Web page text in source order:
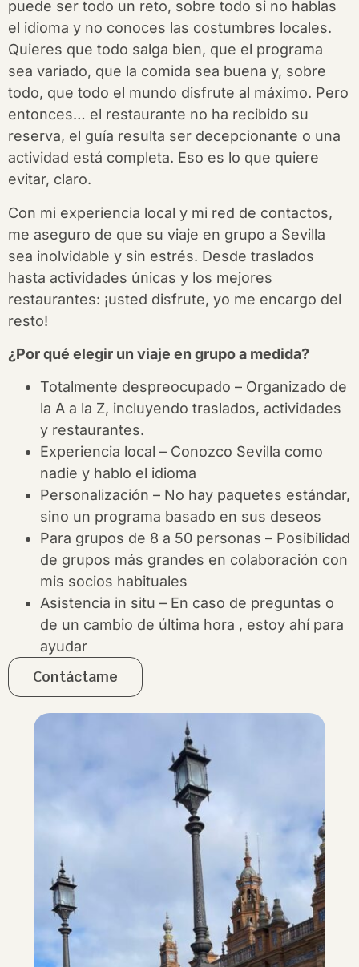
puede ser todo un reto, sobre todo si no hablas
el idioma y no conoces las costumbres locales.
Quieres que todo salga bien, que el programa
sea variado, que la comida sea buena y, sobre
todo, que todo el mundo disfrute al máximo. Pero
entonces… el restaurante no ha recibido su
reserva, el guía resulta ser decepcionante o una
actividad está completa. Eso es lo que quiere
evitar, claro.
Con mi experiencia local y mi red de contactos,
me aseguro de que su viaje en grupo a Sevilla
sea inolvidable y sin estrés. Desde traslados
hasta actividades únicas y los mejores
restaurantes: ¡usted disfrute, yo me encargo del
resto!
¿Por qué elegir un viaje en grupo a medida?
Totalmente despreocupado – Organizado de
la A a la Z, incluyendo traslados, actividades
y restaurantes.
Experiencia local – Conozco Sevilla como
nadie y hablo el idioma
Personalización – No hay paquetes estándar,
sino un programa basado en sus deseos
Para grupos de 8 a 50 personas – Posibilidad
de grupos más grandes en colaboración con
mis socios habituales
Asistencia in situ – En caso de preguntas o
de un cambio de última hora , estoy ahí para
ayudar
Contáctame